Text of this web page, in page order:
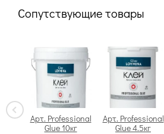
Сопутствующие товары
Арт. Professional
Glue 10кг
Арт. Professional
Glue 4.5кг